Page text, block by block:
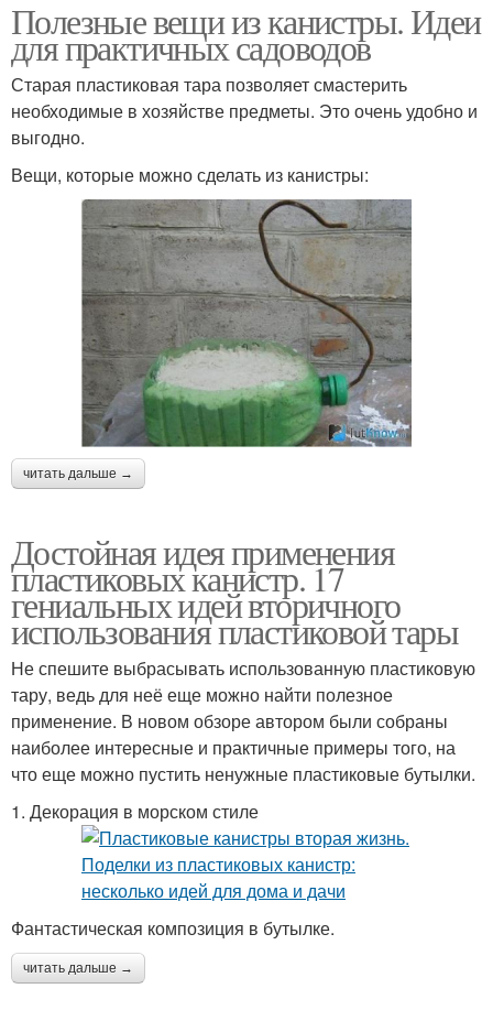
Полезные вещи из канистры. Идеи
для практичных садоводов
Старая пластиковая тара позволяет смастерить
необходимые в хозяйстве предметы. Это очень удобно и
выгодно.
Вещи, которые можно сделать из канистры:
читать дальше →
Достойная идея применения
пластиковых канистр. 17
гениальных идей вторичного
использования пластиковой тары
Не спешите выбрасывать использованную пластиковую
тару, ведь для неё еще можно найти полезное
применение. В новом обзоре автором были собраны
наиболее интересные и практичные примеры того, на
что еще можно пустить ненужные пластиковые бутылки.
1. Декорация в морском стиле
Фантастическая композиция в бутылке.
читать дальше →